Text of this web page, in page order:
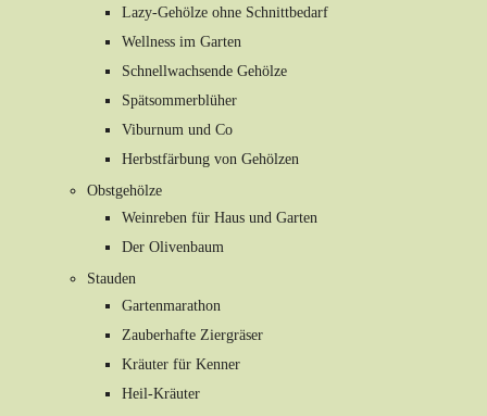
Lazy-Gehölze ohne Schnittbedarf
Wellness im Garten
Schnellwachsende Gehölze
Spätsommerblüher
Viburnum und Co
Herbstfärbung von Gehölzen
Obstgehölze
Weinreben für Haus und Garten
Der Olivenbaum
Stauden
Gartenmarathon
Zauberhafte Ziergräser
Kräuter für Kenner
Heil-Kräuter